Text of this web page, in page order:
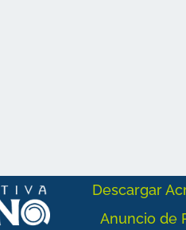
Descargar
Anuncio de